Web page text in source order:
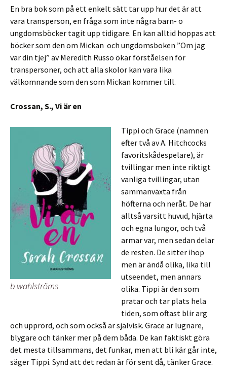
En bra bok som på ett enkelt sätt tar upp hur det är att
vara transperson, en fråga som inte några barn- o
ungdomsböcker tagit upp tidigare. En kan alltid hoppas att
böcker som den om Mickan och ungdomsboken ”Om jag
var din tjej” av Meredith Russo ökar förståelsen för
transpersoner, och att alla skolor kan vara lika
välkomnande som den som Mickan kommer till.
Crossan, S., Vi är en
b wahlströms
Tippi och Grace (namnen
efter två av A. Hitchcocks
favoritskådespelare), är
tvillingar men inte riktigt
vanliga tvillingar, utan
sammanväxta från
höfterna och neråt. De har
alltså varsitt huvud, hjärta
och egna lungor, och två
armar var, men sedan delar
de resten. De sitter ihop
men är ändå olika, lika till
utseendet, men annars
olika. Tippi är den som
pratar och tar plats hela
tiden, som oftast blir arg
och upprörd, och som också är självisk. Grace är lugnare,
blygare och tänker mer på dem båda. De kan faktiskt göra
det mesta tillsammans, det funkar, men att bli kär går inte,
säger Tippi. Synd att det redan är för sent då, tänker Grace.